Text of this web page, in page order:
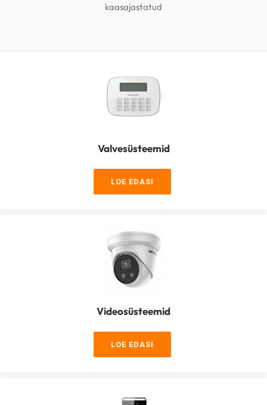
kaasajastatud
Valvesüsteemid
LOE EDASI
Videosüsteemid
LOE EDASI